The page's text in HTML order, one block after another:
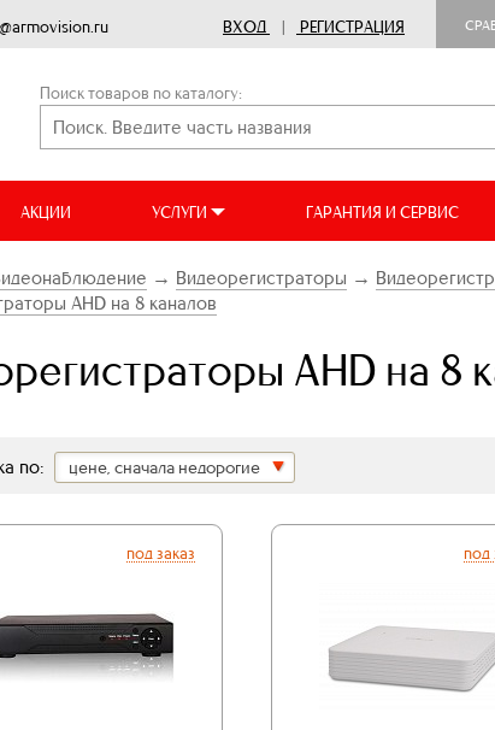
ВХОД | РЕГИСТРАЦИЯ
Поиск товаров по каталогу:
АКЦИИ УСЛУГИ ГАРАНТИЯ И СЕРВИС
→ Видеорегистраторы →
AHD на 8 каналов
AHD на 8
по: цене, сначала недорогие
под заказ под